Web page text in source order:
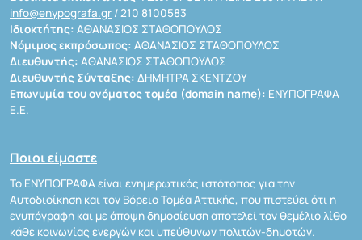
info@enypografa.gr / 210 8100583
Ιδιοκτήτης: ΑΘΑΝΑΣΙΟΣ ΣΤΑΘΟΠΟΥΛΟΣ
Νόμιμος εκπρόσωπος: ΑΘΑΝΑΣΙΟΣ ΣΤΑΘΟΠΟΥΛΟΣ
Διευθυντής: ΑΘΑΝΑΣΙΟΣ ΣΤΑΘΟΠΟΥΛΟΣ
Διευθυντής Σύνταξης: ΔΗΜΗΤΡΑ ΣΚΕΝΤΖΟΥ
Επωνυμία του ονόματος τομέα (domain name): ΕΝΥΠΟΓΡΑΦΑ
Ε.Ε.
Ποιοι είμαστε
Το ΕΝΥΠΟΓΡΑΦΑ είναι ενημερωτικός ιστότοπος για την
Αυτοδιοίκηση και τον Βόρειο Τομέα Αττικής, που πιστεύει ότι η
ενυπόγραφη και με άποψη δημοσίευση αποτελεί τον θεμέλιο λίθο
κάθε κοινωνίας ενεργών και υπεύθυνων πολιτών-δημοτών.